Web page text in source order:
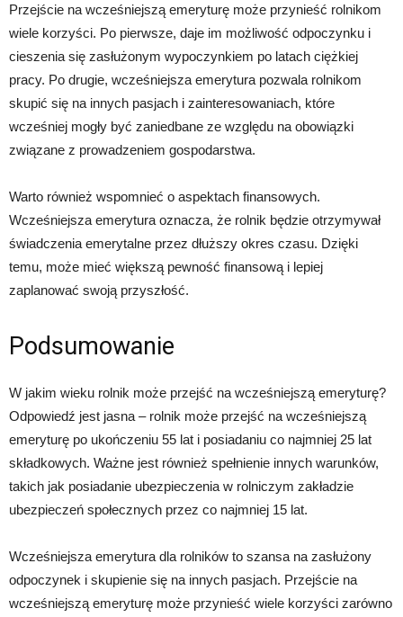
Przejście na wcześniejszą emeryturę może przynieść rolnikom
wiele korzyści. Po pierwsze, daje im możliwość odpoczynku i
cieszenia się zasłużonym wypoczynkiem po latach ciężkiej
pracy. Po drugie, wcześniejsza emerytura pozwala rolnikom
skupić się na innych pasjach i zainteresowaniach, które
wcześniej mogły być zaniedbane ze względu na obowiązki
związane z prowadzeniem gospodarstwa.
Warto również wspomnieć o aspektach finansowych.
Wcześniejsza emerytura oznacza, że rolnik będzie otrzymywał
świadczenia emerytalne przez dłuższy okres czasu. Dzięki
temu, może mieć większą pewność finansową i lepiej
zaplanować swoją przyszłość.
Podsumowanie
W jakim wieku rolnik może przejść na wcześniejszą emeryturę?
Odpowiedź jest jasna – rolnik może przejść na wcześniejszą
emeryturę po ukończeniu 55 lat i posiadaniu co najmniej 25 lat
składkowych. Ważne jest również spełnienie innych warunków,
takich jak posiadanie ubezpieczenia w rolniczym zakładzie
ubezpieczeń społecznych przez co najmniej 15 lat.
Wcześniejsza emerytura dla rolników to szansa na zasłużony
odpoczynek i skupienie się na innych pasjach. Przejście na
wcześniejszą emeryturę może przynieść wiele korzyści zarówno